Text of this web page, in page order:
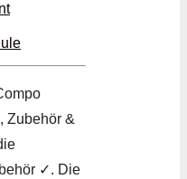
Zubehör &
✓. Die